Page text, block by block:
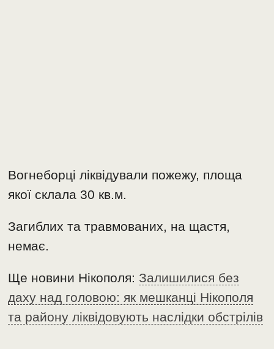
Вогнеборці ліквідували пожежу, площа
якої склала 30 кв.м.
Загиблих та травмованих, на щастя,
немає.
Ще новини Нікополя: Залишилися без
даху над головою: як мешканці Нікополя
та району ліквідовують наслідки обстрілів